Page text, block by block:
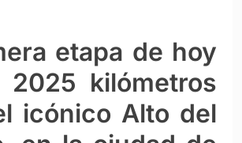
etapa de hoy
kilómetros
icónico Alto del